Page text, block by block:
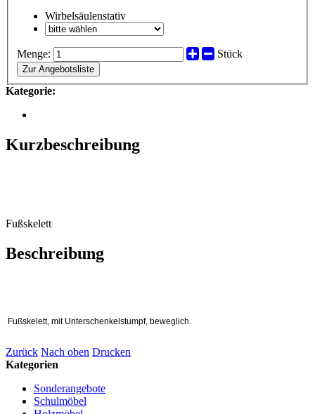
Wirbelsäulenstativ
Menge: Stück
Zur Angebotsliste
Kategorie:
Kurzbeschreibung
Fußskelett
Beschreibung
Fußskelett, mit Unterschenkelstumpf, beweglich.
Zurück Nach oben Drucken
Kategorien
Sonderangebote
Schulmöbel